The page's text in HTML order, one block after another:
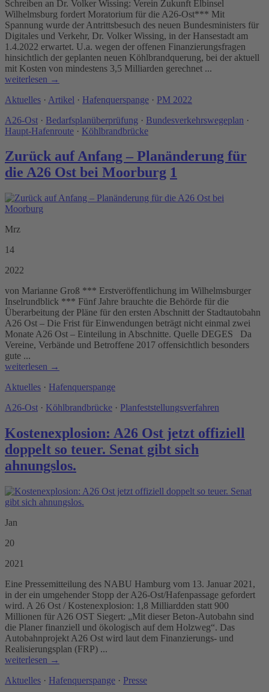
Schreiben an Dr. Volker Wissing: Verein Zukunft Elbinsel
Wilhelmsburg fordert Moratorium für die A26-Ost*** Mit
Spannung wurde der Antrittsbesuch des neuen Bundesministers für
Digitales und Verkehr, Dr. Volker Wissing, in der Hansestadt am
1.4.2022 erwartet. U.a. wegen der offenen Finanzierungsfragen
hinsichtlich der geplanten neuen Köhlbrandquerung, bei der aktuell
mit Kosten von mindestens 3,5 Milliarden gerechnet ...
weiterlesen →
Aktuelles · Artikel · Hafenquerspange · PM 2022
A26-Ost · Bedarfsplanüberprüfung · Bundesverkehrswegeplan ·
Haupt-Hafenroute · Köhlbrandbrücke
Zurück auf Anfang – Planänderung für
die A26 Ost bei Moorburg 1
Mrz
14
2022
von Marianne Groß *** Erstveröffentlichung im Wilhelmsburger
Inselrundblick *** Fünf Jahre brauchte die Behörde für die
Überarbeitung der Pläne für den ersten Abschnitt der Stadtautobahn
A26 Ost – Die Frist für Einwendungen beträgt nicht einmal zwei
Monate A26 Ost – Einteilung in Abschnitte. Quelle DEGES Da
Vereine, Verbände und Betroffene 2017 offensichtlich besonders
gute ...
weiterlesen →
Aktuelles · Hafenquerspange
A26-Ost · Köhlbrandbrücke · Planfeststellungsverfahren
Kostenexplosion: A26 Ost jetzt offiziell
doppelt so teuer. Senat gibt sich
ahnungslos.
Jan
20
2021
Eine Pressemitteilung des NABU Hamburg vom 13. Januar 2021,
in der ein umgehender Stopp der A26-Ost/Hafenpassage gefordert
wird. A 26 Ost / Kostenexplosion: 1,8 Milliardden statt 900
Millionen für A26 OST Siegert: „Mit dieser Beton-Autobahn sind
die Planer finanziell und ökologisch auf dem Holzweg“. Das
Autobahnprojekt A26 Ost wird laut dem Finanzierungs- und
Realisierungsplan (FRP) ...
weiterlesen →
Aktuelles · Hafenquerspange · Presse